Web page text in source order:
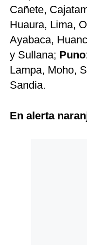
Cañete,
Huaura, Lima,
Ayabaca,
y Sullana; Puno
Lampa, Moho,
Sandia.
En alerta